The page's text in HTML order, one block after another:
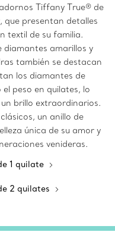
Tiffany True® de
que presentan detalles
textil de su familia.
diamantes amarillos y
también se destacan
los diamantes de
peso en quilates, lo
brillo extraordinarios.
un anillo de
única de su amor y
venideras.
1 quilate
2 quilates